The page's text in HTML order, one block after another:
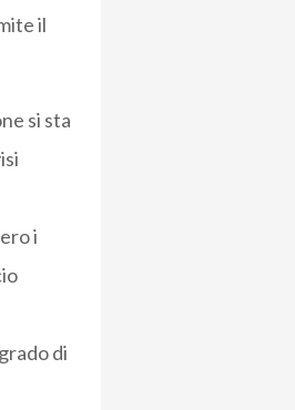
il
si sta
i
di